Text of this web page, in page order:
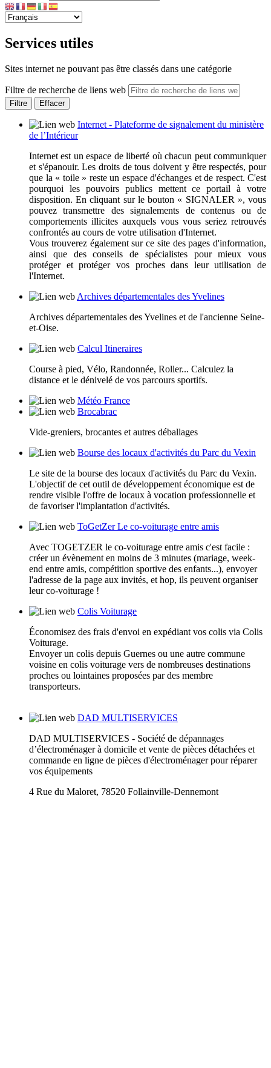
Services utiles
Sites internet ne pouvant pas être classés dans une catégorie
Filtre de recherche de liens web
Filtre Effacer
Internet - Plateforme de signalement du ministère
de l’Intérieur
Internet est un espace de liberté où chacun peut communiquer
et s'épanouir. Les droits de tous doivent y être respectés, pour
que la « toile » reste un espace d'échanges et de respect. C'est
pourquoi les pouvoirs publics mettent ce portail à votre
disposition. En cliquant sur le bouton « SIGNALER », vous
pouvez transmettre des signalements de contenus ou de
comportements illicites auxquels vous vous seriez retrouvés
confrontés au cours de votre utilisation d'Internet.
Vous trouverez également sur ce site des pages d'information,
ainsi que des conseils de spécialistes pour mieux vous
protéger et protéger vos proches dans leur utilisation de
l'Internet.
Archives départementales des Yvelines
Archives départementales des Yvelines et de l'ancienne Seine-
et-Oise.
Calcul Itineraires
Course à pied, Vélo, Randonnée, Roller... Calculez la
distance et le dénivelé de vos parcours sportifs.
Météo France
Brocabrac
Vide-greniers, brocantes et autres déballages
Bourse des locaux d'activités du Parc du Vexin
Le site de la bourse des locaux d'activités du Parc du Vexin.
L'objectif de cet outil de développement économique est de
rendre visible l'offre de locaux à vocation professionnelle et
de favoriser l'implantation d'activités.
ToGetZer Le co-voiturage entre amis
Avec TOGETZER le co-voiturage entre amis c'est facile :
créer un évènement en moins de 3 minutes (mariage, week-
end entre amis, compétition sportive des enfants...), envoyer
l'adresse de la page aux invités, et hop, ils peuvent organiser
leur co-voiturage !
Colis Voiturage
Économisez des frais d'envoi en expédiant vos colis via Colis
Voiturage.
Envoyer un colis depuis Guernes ou une autre commune
voisine en colis voiturage vers de nombreuses destinations
proches ou lointaines proposées par des membre
transporteurs.
DAD MULTISERVICES
DAD MULTISERVICES - Société de dépannages
d’électroménager à domicile et vente de pièces détachées et
commande en ligne de pièces d'électroménager pour réparer
vos équipements
4 Rue du Maloret, 78520 Follainville-Dennemont